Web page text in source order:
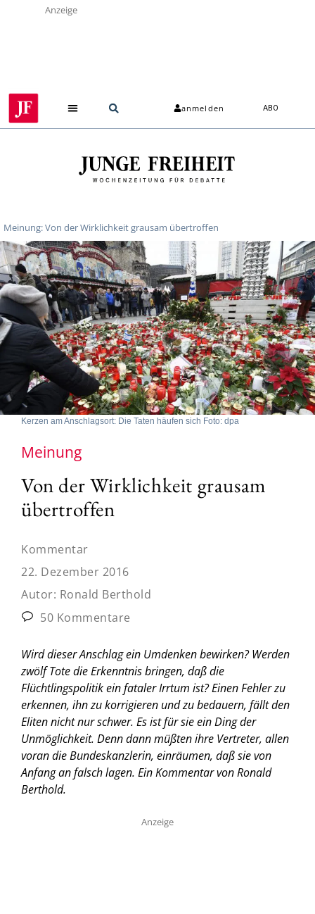
Anzeige
anmelden ABO
Meinung: Von der Wirklichkeit grausam übertroffen
Kerzen am Anschlagsort: Die Taten häufen sich Foto: dpa
Meinung
Von der Wirklichkeit grausam
übertroffen
Kommentar
22. Dezember 2016
Autor: Ronald Berthold
50 Kommentare
Wird dieser Anschlag ein Umdenken bewirken? Werden
zwölf Tote die Erkenntnis bringen, daß die
Flüchtlingspolitik ein fataler Irrtum ist? Einen Fehler zu
erkennen, ihn zu korrigieren und zu bedauern, fällt den
Eliten nicht nur schwer. Es ist für sie ein Ding der
Unmöglichkeit. Denn dann müßten ihre Vertreter, allen
voran die Bundeskanzlerin, einräumen, daß sie von
Anfang an falsch lagen. Ein Kommentar von Ronald
Berthold.
Anzeige